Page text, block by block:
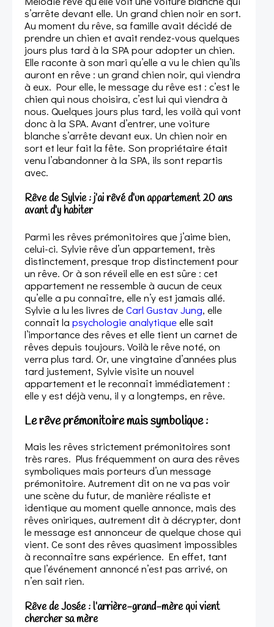
s’arrête devant elle. Un grand chien noir en sort.
Au moment du rêve, sa famille avait décidé de
prendre un chien et avait rendez-vous quelques
jours plus tard à la SPA pour adopter un chien.
Elle raconte à son mari qu’elle a vu le chien qu’ils
auront en rêve : un grand chien noir, qui viendra
à eux. Pour elle, le message du rêve est : c’est le
chien qui nous choisira, c’est lui qui viendra à
nous. Quelques jours plus tard, les voilà qui vont
donc à la SPA. Avant d’entrer, une voiture
blanche s’arrête devant eux. Un chien noir en
sort et leur fait la fête. Son propriétaire était
venu l’abandonner à la SPA, ils sont repartis
avec.
Rêve de Sylvie : j’ai rêvé d’un appartement 20 ans
avant d’y habiter
Parmi les rêves prémonitoires que j’aime bien,
celui-ci. Sylvie rêve d’un appartement, très
distinctement, presque trop distinctement pour
un rêve. Or à son réveil elle en est sûre : cet
appartement ne ressemble à aucun de ceux
qu’elle a pu connaître, elle n’y est jamais allé.
Sylvie a lu les livres deCarl Gustav Jung, elle
connaît la psychologie analytiqueelle sait
l’importance des rêves et elle tient un carnet de
rêves depuis toujours. Voilà le rêve noté, on
verra plus tard. Or, une vingtaine d’années plus
tard justement, Sylvie visite un nouvel
appartement et le reconnaît immédiatement :
elle y est déjà venu, il y a longtemps, en rêve.
Le rêve prémonitoire mais symbolique :
Mais les rêves strictement prémonitoires sont
très rares. Plus fréquemment on aura des rêves
symboliques mais porteurs d’un message
prémonitoire. Autrement dit on ne va pas voir
une scène du futur, de manière réaliste et
identique au moment quelle annonce, mais des
rêves oniriques, autrement dit à décrypter, dont
le message est annonceur de quelque chose qui
vient. Ce sont des rêves quasiment impossibles
à reconnaître sans expérience. En effet, tant
que l’événement annoncé n’est pas arrivé, on
n’en sait rien.
Rêve de Josée : l’arrière-grand-mère qui vient
chercher sa mère